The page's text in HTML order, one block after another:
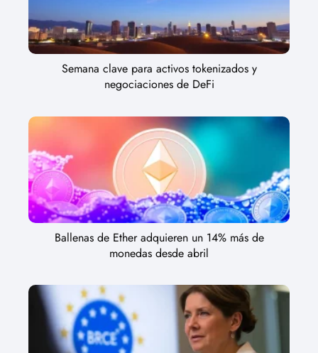
Semana clave para activos tokenizados y
negociaciones de DeFi
Ballenas de Ether adquieren un 14% más de
monedas desde abril